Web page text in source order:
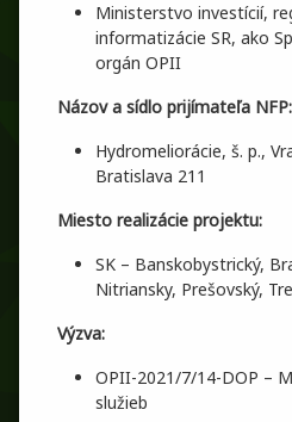
Ministerstvo investícií,
informatizácie SR, ako
orgán OPII
Názov a sídlo prijímateľa NFP:
Hydromeliorácie, š. p.,
Bratislava 211
Miesto realizácie projektu:
SK – Banskobystrický,
Nitriansky, Prešovský,
Výzva:
OPII-2021/7/14-DOP –
služieb